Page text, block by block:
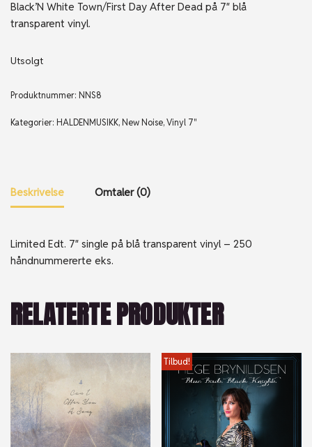
Black’N White Town/First Day After Dead på 7″ blå
transparent vinyl.
Utsolgt
Produktnummer: NNS8
Kategorier: HALDENMUSIKK, New Noise,Vinyl 7"
Beskrivelse Omtaler (0)
Limited Edt. 7″ single på blå transparent vinyl – 250
håndnummererte eks.
RELATERTE PRODUKTER
Tilbud!